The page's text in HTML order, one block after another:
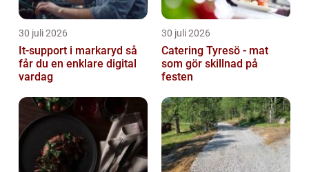
30 juli 2026
It-support i markaryd så
får du en enklare digital
vardag
30 juli 2026
Catering Tyresö - mat
som gör skillnad på
festen